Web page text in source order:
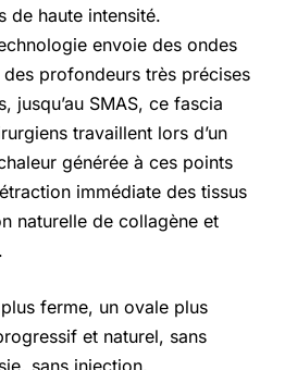
de haute intensité.
envoie des ondes
profondeurs très précises
jusqu’au SMAS, ce fascia
travaillent lors d’un
générée à ces points
immédiate des tissus
naturelle de collagène et
ferme, un ovale plus
et naturel, sans
sans injection.